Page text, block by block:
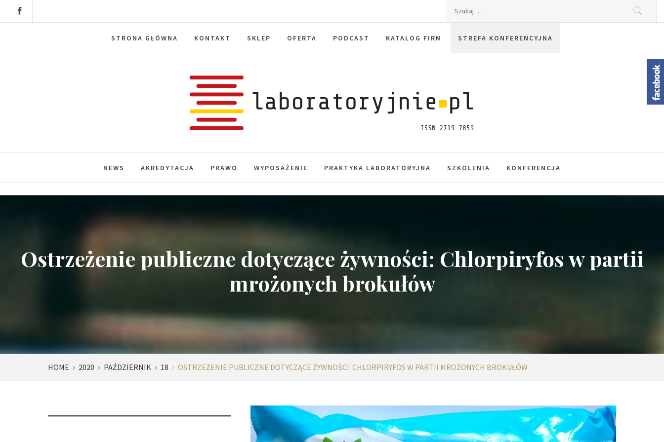
STRONA GŁÓWNA KONTAKT SKLEP OFERTA PODCAST KATALOG FIRM STREFA KONFERENCYJNA
Laboratoryjnie.pl
NEWS AKREDYTACJA PRAWO WYPOSAŻENIE PRAKTYKA LABORATORYJNA SZKOLENIA KONFERENCJA
Ostrzeżenie publiczne dotyczące żywności: Chlorpiryfos w partii
mrożonych brokułów
HOME 2020 PAŹDZIERNIK 18 OSTRZEŻENIE PUBLICZNE DOTYCZĄCE ŻYWNOŚCI: CHLORPIRYFOS W PARTII MROŻONYCH BROKUŁÓW